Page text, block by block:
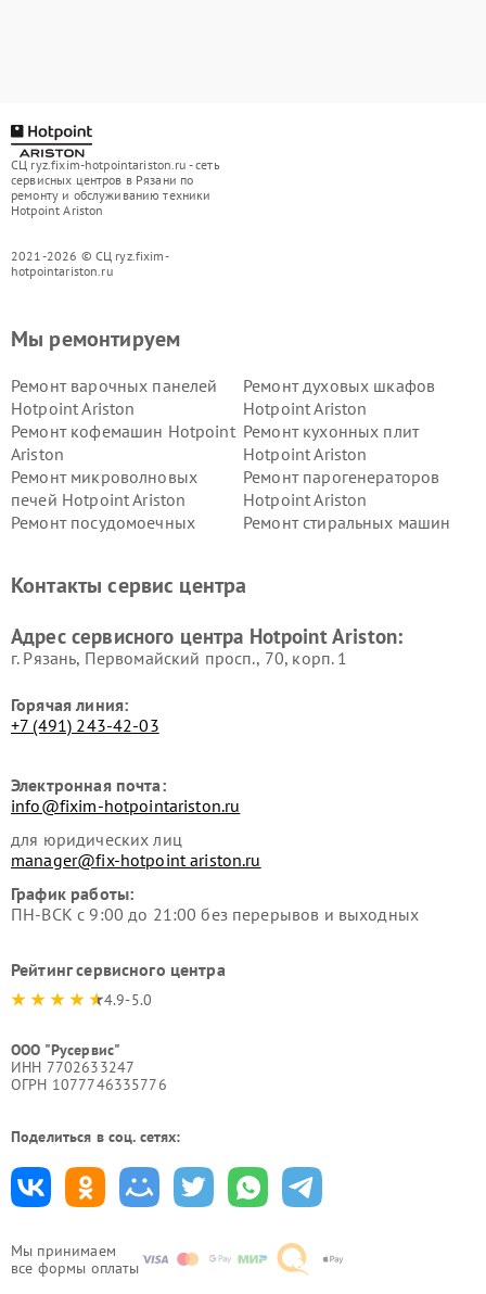
СЦ ryz.fixim-hotpointariston.ru - сеть
сервисных центров в Рязани по
ремонту и обслуживанию техники
Hotpoint Ariston
2021-2026 © СЦ ryz.fixim-
hotpointariston.ru
Мы принимаем
все формы оплаты
Мы ремонтируем
Ремонт варочных панелей
Hotpoint Ariston
Ремонт духовых шкафов
Hotpoint Ariston
Ремонт кофемашин Hotpoint
Ariston
Ремонт кухонных плит
Hotpoint Ariston
Ремонт микроволновых
печей Hotpoint Ariston
Ремонт парогенераторов
Hotpoint Ariston
Ремонт посудомоечных
Ремонт стиральных машин
Hotpoint Ariston
Hotpoint Ariston
Ariston
Hotpoint Ariston
Контакты сервис центра
Адрес сервисного центра Hotpoint Ariston:
г. Рязань, Первомайский просп., 70, корп. 1
Горячая линия:
+7 (491) 243-42-03
Электронная почта:
info@fixim-hotpointariston.ru
для юридических лиц
manager@fix-hotpoint ariston.ru
График работы:
ПН-ВСК с 9:00 до 21:00 без перерывов и выходных
Рейтинг сервисного центра
4.9-5.0
ООО "Русервис"
ИНН 7702633247
ОГРН 1077746335776
Поделиться в соц. сетях: